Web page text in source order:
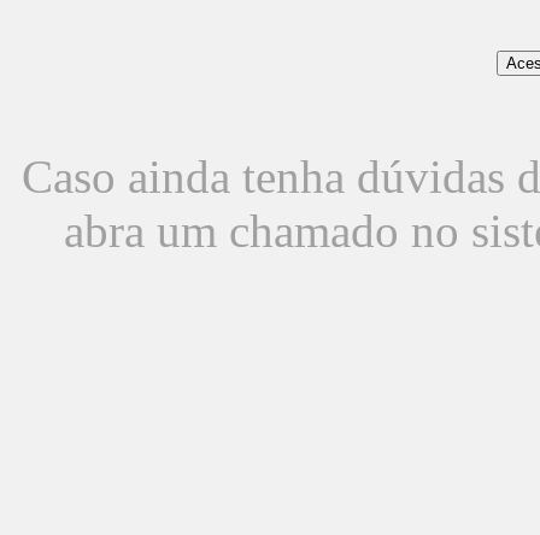
Caso ainda tenha dúvidas
abra um chamado no